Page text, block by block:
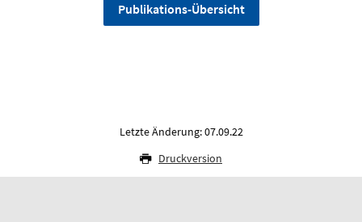
Publikations-Übersicht
Letzte Änderung: 07.09.22
Druckversion